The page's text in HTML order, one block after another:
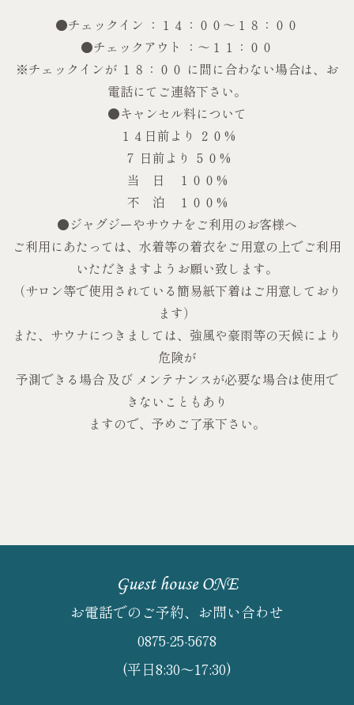
●チェックイン ：１４：００～１８：００
●チェックアウト ：～１１：００
※チェックインが １８：００ に間に合わない場合は、お
電話にてご連絡下さい。
●キャンセル料について
１４日前より ２０%
７ 日前より ５０%
当 日 １００%
不 泊 １００%
●ジャグジーやサウナをご利用のお客様へ
ご利用にあたっては、水着等の着衣をご用意の上でご利用
いただきますようお願い致します。
（サロン等で使用されている簡易紙下着はご用意しており
ます）
また、サウナにつきましては、強風や豪雨等の天候により
危険が
予測できる場合 及び メンテナンスが必要な場合は使用で
きないこともあり
ますので、予めご了承下さい。
Guest house ONE
お電話でのご予約、お問い合わせ
0875-25-5678
(平日8:30～17:30)